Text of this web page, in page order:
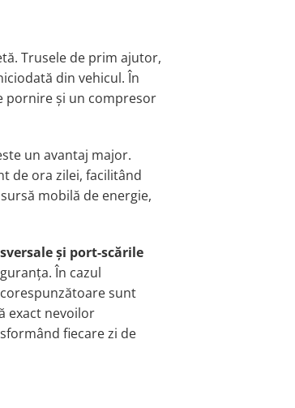
Trusele de prim ajutor,
din vehicul. În
pornire şi un compresor
un avantaj major.
de ora zilei, facilitând
mobilă de energie,
şi port-scările
În cazul
sunt
exact nevoilor
fiecare zi de